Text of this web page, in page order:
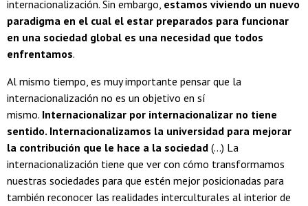
internacionalización. Sin embargo, estamos viviendo un nuevo
paradigma en el cual el estar preparados para funcionar
en una sociedad global es una necesidad que todos
enfrentamos.
Al mismo tiempo, es muy importante pensar que la
internacionalización no es un objetivo en sí
mismo. Internacionalizar por internacionalizar no tiene
sentido. Internacionalizamos la universidad para mejorar
la contribución que le hace a la sociedad (...) La
internacionalización tiene que ver con cómo transformamos
nuestras sociedades para que estén mejor posicionadas para
también reconocer las realidades interculturales al interior de